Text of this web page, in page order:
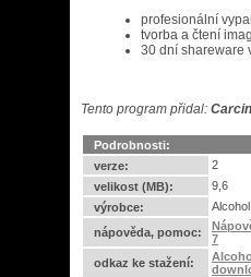
profesionální
tvorba a čtení
30 dní shareware
Tento program přidal:
Podrobnosti:
verze:
2
velikost (MB):
9,6
výrobce:
nápověda, pomoc:
7
odkaz ke stažení: